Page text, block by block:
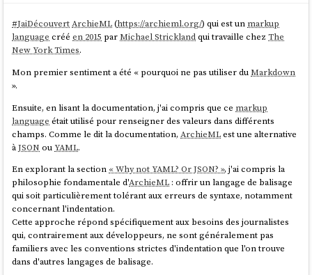
distinguish between typed commands and command
output, as in the following example:
$ ls
Hello world
$ cat bar
baz
Rationale: it is easier to copy and paste and less noisy if
the dollar signs are omitted when they are not needed. See
https://cirosantilli.com/markdown-style-guide#dollar-
signs-in-shell-code
source
#JaiDécouvert ArchieML(https://archieml.org/) qui est un markup
language crééen 2015 parMichael Stricklandqui travaille chezThe
New York Times.
Mon premier sentiment a été « pourquoi ne pas utiliser duMarkdown
».
Ensuite, en lisant la documentation, j'ai compris que ce markup
language était utilisé pour renseigner des valeurs dans différents
champs. Comme le dit la documentation,ArchieMLest une alternative
àJSON ouYAML.
En explorant la section « Why not YAML? Or JSON? », j'ai compris la
philosophie fondamentale d'ArchieML : offrir un langage de balisage
qui soit particulièrement tolérant aux erreurs de syntaxe, notamment
concernant l'indentation.
Cette approche répond spécifiquement aux besoins des journalistes
qui, contrairement aux développeurs, ne sont généralement pas
familiers avec les conventions strictes d'indentation que l'on trouve
dans d'autres langages de balisage.